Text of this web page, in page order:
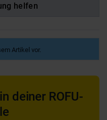
helfen
Artikel vor.
deiner ROFU-